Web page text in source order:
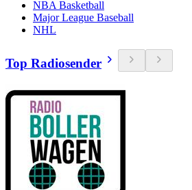
NBA Basketball
Major League Baseball
NHL
Top Radiosender